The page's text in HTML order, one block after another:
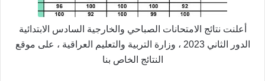
أعلنت نتائج الامتحانات الصباحي والخارجية السادس الابتدائية
الدور الثاني 2023 ، وزارة التربية والتعليم العراقية ، على موقع
النتائج الخاص بنا